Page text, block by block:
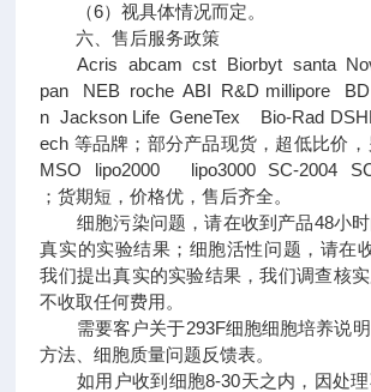
（6）视具体情况而定。
六、售后服务政策
Acris abcam cst Biorbyt santa
pan NEB roche ABI R&D millipore BD
n Jackson Life GeneTex Bio-Rad
ech 等品牌；部分产品现货，超低比价
MSO lipo2000 lipo3000 SC-2004
；货期短，价格优，售后齐全。
细胞污染问题，请在收到产品48小时
真实的实验结果；细胞活性问题，请在
我们提出真实的实验结果，我们调查核实
不收取任何费用。
需要客户关于293F细胞细胞培养说明
方法、细胞质量问题反馈表。
如用户收到细胞8-30天之内，因处理